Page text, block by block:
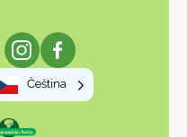
Čeština